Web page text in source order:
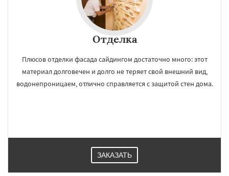
Отделка
Плюсов отделки фасада сайдингом достаточно много: этот
материал долговечен и долго не теряет свой внешний вид,
водонепроницаем, отлично справляется с защитой стен дома.
ЗАКАЗАТЬ